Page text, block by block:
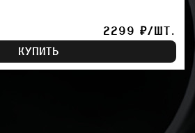
2299 ₽/ШТ.
КУПИТЬ